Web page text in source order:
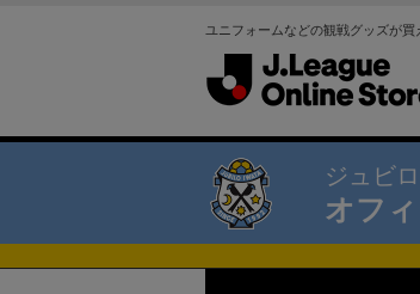
ユニフォームなどの観戦グッズが
ジュビ
オフ